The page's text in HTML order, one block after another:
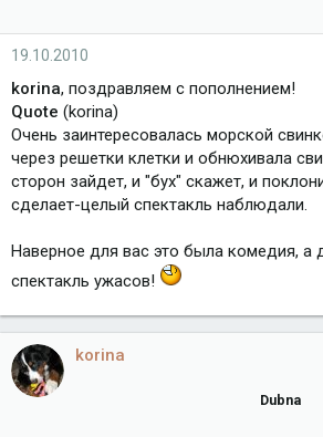
19.10.2010
korina, поздравляем с пополнением!
Quote (korina)
Очень заинтересовалась морской
через решетки клетки и обнюхивала
сторон зайдет, и "бух" скажет, и
сделает-целый спектакль наблюдали.
Наверное для вас это была комедия, а
спектакль ужасов!
korina
Dubna